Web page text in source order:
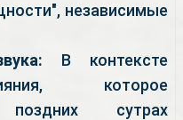
независимые
В контексте
которое
сутрах